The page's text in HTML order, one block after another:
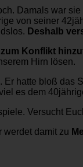
Damals war
von seiner
Deshalb
Konflikt
Hirn lösen.
hatte bloß das
es dem
Versucht
werdet damit zu